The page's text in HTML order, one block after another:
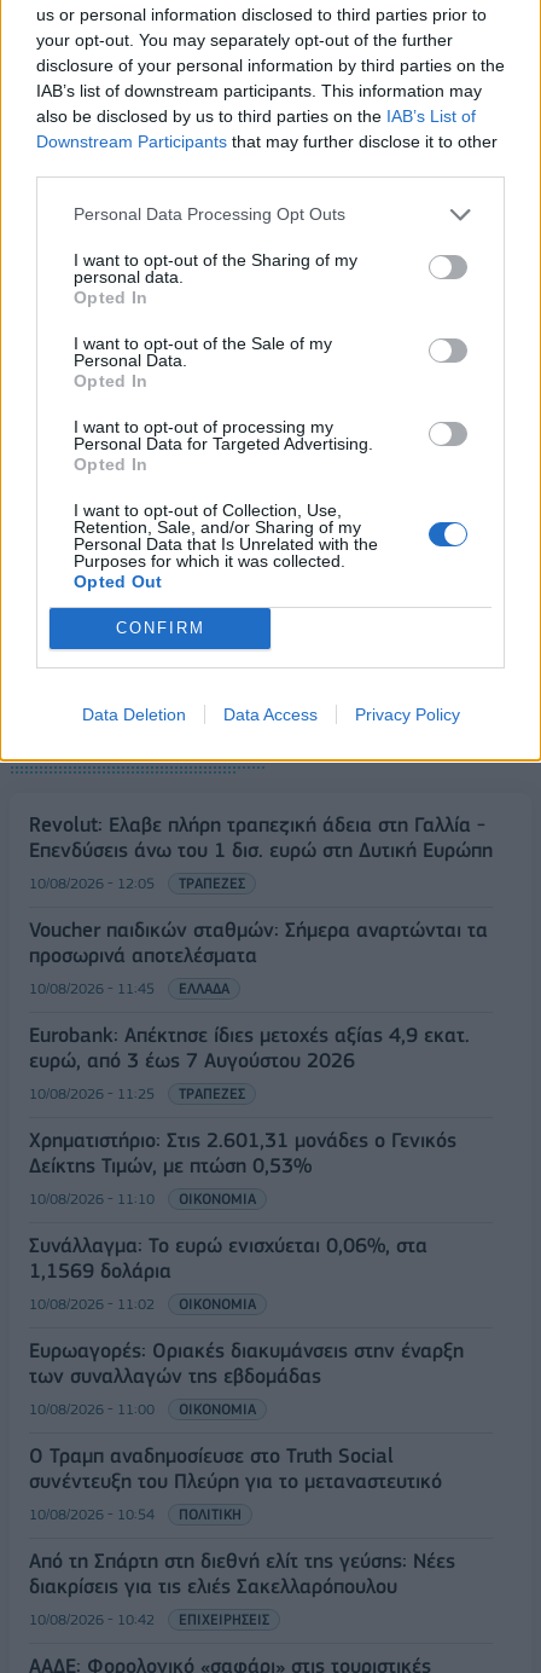
us or personal information disclosed to third parties prior to
your opt-out. You may separately opt-out of the further
disclosure of your personal information by third parties on the
IAB’s list of downstream participants. This information may
also be disclosed by us to third parties on the IAB’s List of
Downstream Participants that may further disclose it to other
Personal Data Processing Opt Outs
I want to opt-out of the Sharing of my
personal data.
Opted In
I want to opt-out of the Sale of my
Personal Data.
Opted In
I want to opt-out of processing my
Personal Data for Targeted Advertising.
Opted In
I want to opt-out of Collection, Use,
Retention, Sale, and/or Sharing of my
Personal Data that Is Unrelated with the
Purposes for which it was collected.
Opted Out
CONFIRM
Data Deletion Data Access Privacy Policy
ΠΕΡΙΣΣΌΤΕΡΑ ΣΕ ΑΥΤΉ ΤΗΝ ΚΑΤΗΓΟΡΊΑ
Συμφωνία στις Βρυξέλλες:
Φον ντερ Λάιεν στην
02/07/2019 - 03:00
Καρόλα Ρακέτε: Σε μυστική
03/07/2019 - 03:00
Revolut: Ελαβε πλήρη τραπεζική άδεια στη Γαλλία -
Επενδύσεις άνω του 1 δισ. ευρώ στη Δυτική Ευρώπη
10/08/2026 - 12:05 ΤΡΑΠΕΖΕΣ
Voucher παιδικών σταθμών: Σήμερα αναρτώνται τα
προσωρινά αποτελέσματα
10/08/2026 - 11:45 ΕΛΛΑΔΑ
Eurobank: Απέκτησε ίδιες μετοχές αξίας 4,9 εκατ.
ευρώ, από 3 έως 7 Αυγούστου 2026
10/08/2026 - 11:25 ΤΡΑΠΕΖΕΣ
Χρηματιστήριο: Στις 2.601,31 μονάδες ο Γενικός
Δείκτης Τιμών, με πτώση 0,53%
10/08/2026 - 11:10 ΟΙΚΟΝΟΜΙΑ
Συνάλλαγμα: Το ευρώ ενισχύεται 0,06%, στα
1,1569 δολάρια
10/08/2026 - 11:02 ΟΙΚΟΝΟΜΙΑ
Ευρωαγορές: Οριακές διακυμάνσεις στην έναρξη
των συναλλαγών της εβδομάδας
10/08/2026 - 11:00 ΟΙΚΟΝΟΜΙΑ
Ο Τραμπ αναδημοσίευσε στο Truth Social
συνέντευξη του Πλεύρη για το μεταναστευτικό
10/08/2026 - 10:54 ΠΟΛΙΤΙΚΗ
Από τη Σπάρτη στη διεθνή ελίτ της γεύσης: Νέες
διακρίσεις για τις ελιές Σακελλαρόπουλου
10/08/2026 - 10:42 ΕΠΙΧΕΙΡΗΣΕΙΣ
ΑΑΔΕ: Φορολογικό «σαφάρι» στις τουριστικές